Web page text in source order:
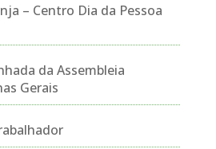
– Centro Dia da Pessoa
da Assembleia
Gerais